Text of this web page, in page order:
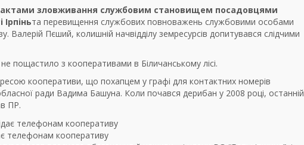
зловживання службовим становищем посадовцями
та перевищення службових повноважень службовими особами
Пєший, колишній начвідділу земресурсів допитувався слідчими
пощастило з кооперативами в Біличанському лісі.
кооперативи, що похапцем у графі для контактних номерів
ради Вадима Башуна. Коли почався дерибан у 2008 році, останній
ПР.
телефонам кооперативу